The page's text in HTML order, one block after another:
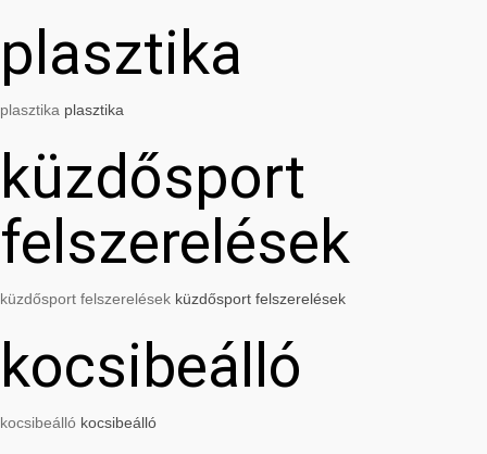
plasztika
plasztika plasztika
küzdősport
felszerelések
küzdősport felszerelések küzdősport felszerelések
kocsibeálló
kocsibeálló kocsibeálló